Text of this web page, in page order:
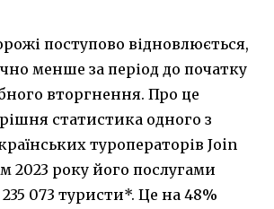
поступово відновлюється,
менше за період до початку
вторгнення. Про це
статистика одного з
туроператорів Join
2023 року його послугами
073 туристи*. Це на 48%